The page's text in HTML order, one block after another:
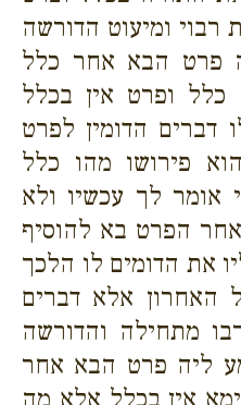
רבוי ומיעוט הדורשה
פרט הבא אחר כלל
ופרט אין בכלל
הדומין לפרט
פירושו מהו כלל
אומר לך עכשיו ולא
הפרט בא להוסיף
את הדומים לו הלכך
האחרון אלא דברים
מתחילה והדורשה
ליה פרט הבא אחר